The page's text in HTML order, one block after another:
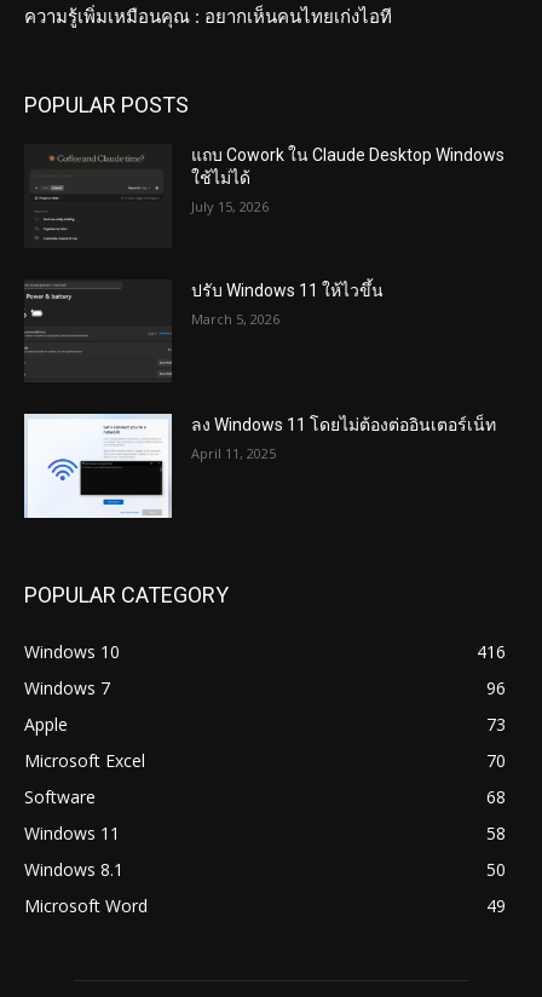
ความรู้เพิ่มเหมือนคุณ : อยากเห็นคนไทยเก่งไอที
POPULAR POSTS
แถบ Cowork ใน Claude Desktop Windows
ใช้ไม่ได้
July 15, 2026
ปรับ Windows 11 ให้ไวขึ้น
March 5, 2026
ลง Windows 11 โดยไม่ต้องต่ออินเตอร์เน็ท
April 11, 2025
POPULAR CATEGORY
Windows 10
416
Windows 7
96
Apple
73
Microsoft Excel
70
Software
68
Windows 11
58
Windows 8.1
50
Microsoft Word
49